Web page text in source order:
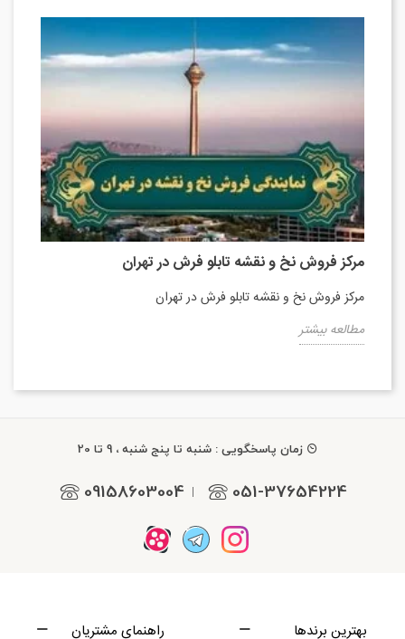
مرکز فروش نخ و نقشه تابلو فرش در تهران
مرکز فروش نخ و نقشه تابلو فرش در تهران
مطالعه بیشتر
زمان پاسخگویی : شنبه تا پنج شنبه ، 9 تا 20
051-37654224
|
09158603004
بهترین برندها راهنمای مشتریان